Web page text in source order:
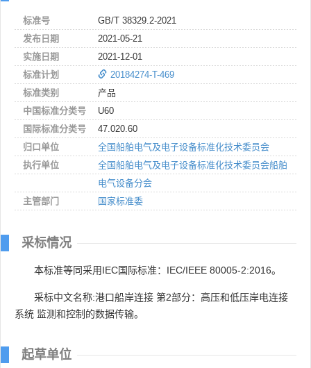
标准号
GB/T 38329.2-2021
发布日期
2021-05-21
实施日期
2021-12-01
标准计划
20184274-T-469
标准类别
产品
中国标准分类号
U60
国际标准分类号
47.020.60
归口单位
全国船舶电气及电子设备标准化技术委员会
执行单位
全国船舶电气及电子设备标准化技术委员会船舶
电气设备分会
主管部门
国家标准委
采标情况
本标准等同采用IEC国际标准：IEC/IEEE 80005-2:2016。
采标中文名称:港口船岸连接 第2部分：高压和低压岸电连接
系统 监测和控制的数据传输。
起草单位